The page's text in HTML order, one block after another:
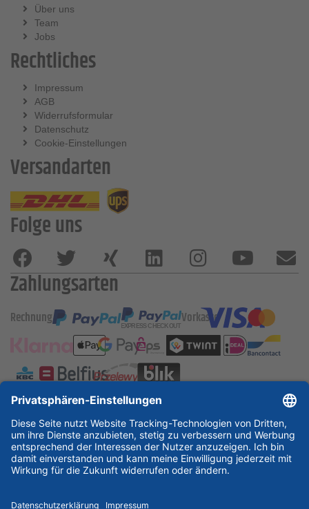
Über uns
Team
Jobs
Rechtliches
Impressum
AGB
Widerrufsformular
Datenschutz
Cookie-Einstellungen
Versandarten
Folge uns
Zahlungsarten
Rechnung Vorkasse
ESSKA International
new
new new